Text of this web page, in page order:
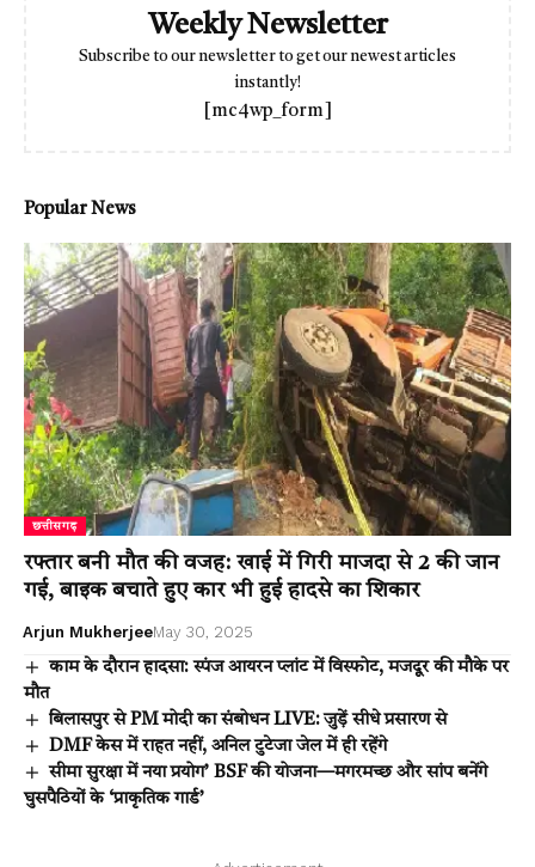
Weekly Newsletter
Subscribe to our newsletter to get our newest articles
instantly!
[mc4wp_form]
Popular News
छत्तीसगढ़
रफ्तार बनी मौत की वजह: खाई में गिरी माजदा से 2 की जान
गई, बाइक बचाते हुए कार भी हुई हादसे का शिकार
Arjun MukherjeeMay 30, 2025
काम के दौरान हादसा: स्पंज आयरन प्लांट में विस्फोट, मजदूर की मौके पर
मौत
बिलासपुर से PM मोदी का संबोधन LIVE: जुड़ें सीधे प्रसारण से
DMF केस में राहत नहीं, अनिल टुटेजा जेल में ही रहेंगे
सीमा सुरक्षा में नया प्रयोग’ BSF की योजना—मगरमच्छ और सांप बनेंगे
घुसपैठियों के ‘प्राकृतिक गार्ड’